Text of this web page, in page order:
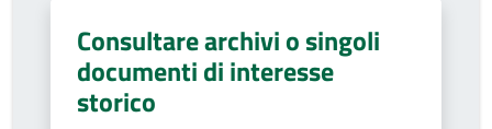
Consultare archivi o singoli
documenti di interesse
storico